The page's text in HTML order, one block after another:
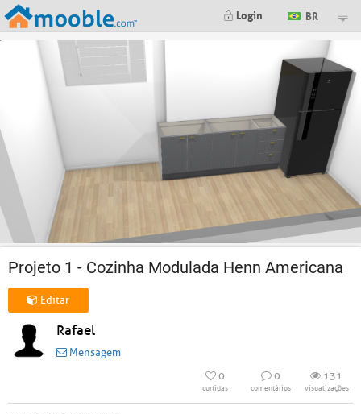
Login BR
Projeto 1 - Cozinha Modulada Henn Americana
Editar
Rafael
Mensagem
0
curtidas
0
comentários
131
visualizações